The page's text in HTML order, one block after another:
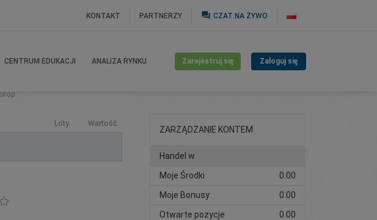
KONTAKT PARTNERZY question_answer CZAT NA ŻYWO
CENTRUM EDUKACJI ANALIZA RYNKU Zarejestruj się Zaloguj się
Stop
Loty Wartość
Otwórz konto
ZARZĄDZANIE KONTEM
Handel w
Moje Środki
0.00
Moje Bonusy
0.00
Otwarte pozycje
0.00